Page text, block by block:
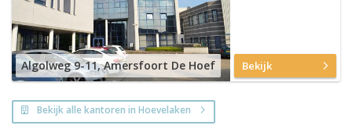
Algolweg 9-11, Amersfoort De Hoef Bekijk
Bekijk alle kantoren in Hoevelaken